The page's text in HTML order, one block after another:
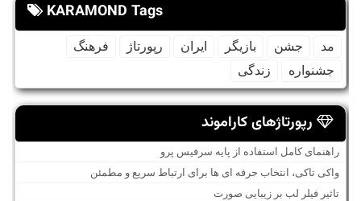
KARAMOND Tags
مد جشن بازیگر ایران رپورتاژ
فرهنگ
جشنواره
زندگی
رپورتاژهای کاراموند
راهنمای کامل استفاده از پایه سرفیس پرو
واکی تاکی، انتخاب حرفه ای ها برای ارتباط سریع و مطمئن
تاثیر فیلر لب بر زیبایی صورت